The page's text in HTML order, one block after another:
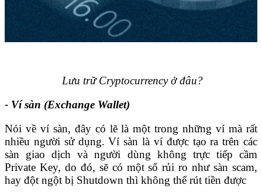
Lưu trữ Cryptocurrency ở đâu?
- Ví sàn (Exchange Wallet)
Nói về ví sàn, đây có lẽ là một trong những ví mà rất
nhiều người sử dụng. Ví sàn là ví được tạo ra trên các
sàn giao dịch và người dùng không trực tiếp cầm
Private Key, do đó, sẽ có một số rủi ro như sàn scam,
hay đột ngột bị Shutdown thì không thể rút tiền được